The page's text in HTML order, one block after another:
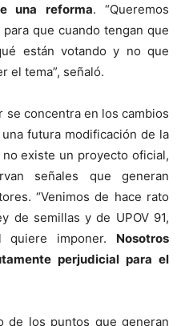
una reforma. “Queremos
que cuando tengan que
están votando y no que
el tema”, señaló.
se concentra en los cambios
futura modificación de la
existe un proyecto oficial,
señales que generan
“Venimos de hace rato
de semillas y de UPOV 91,
quiere imponer. Nosotros
perjudicial para el
de los puntos que generan